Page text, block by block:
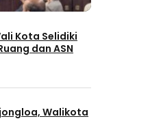
Kota Selidiki
dan ASN
Walikota